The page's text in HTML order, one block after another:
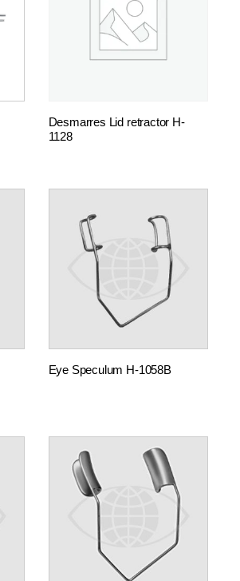
Desmarres Lid retractor H-
1128
Eye Speculum H-1058B